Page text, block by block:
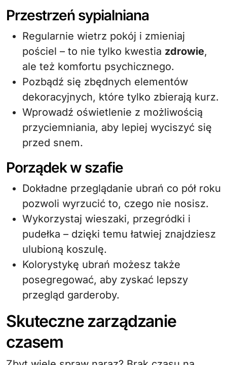
Przestrzeń sypialniana
Regularnie wietrz pokój i zmieniaj
pościel – to nie tylko kwestia zdrowie,
ale też komfortu psychicznego.
Pozbądź się zbędnych elementów
dekoracyjnych, które tylko zbierają kurz.
Wprowadź oświetlenie z możliwością
przyciemniania, aby lepiej wyciszyć się
przed snem.
Porządek w szafie
Dokładne przeglądanie ubrań co pół roku
pozwoli wyrzucić to, czego nie nosisz.
Wykorzystaj wieszaki, przegródki i
pudełka – dzięki temu łatwiej znajdziesz
ulubioną koszulę.
Kolorystykę ubrań możesz także
posegregować, aby zyskać lepszy
przegląd garderoby.
Skuteczne zarządzanie
czasem